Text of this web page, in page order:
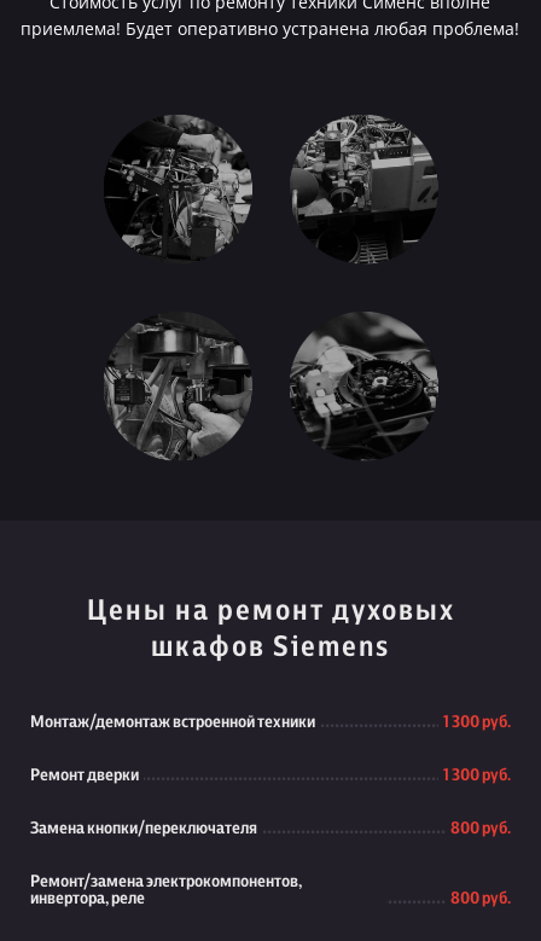
приемлема! Будет оперативно устранена любая проблема!
Цены на ремонт духовых
шкафов Siemens
Монтаж/демонтаж встроенной техники 1 300 руб.
Ремонт дверки 1 300 руб.
Замена кнопки/переключателя 800 руб.
Ремонт/замена электрокомпонентов,
инвертора, реле
800 руб.